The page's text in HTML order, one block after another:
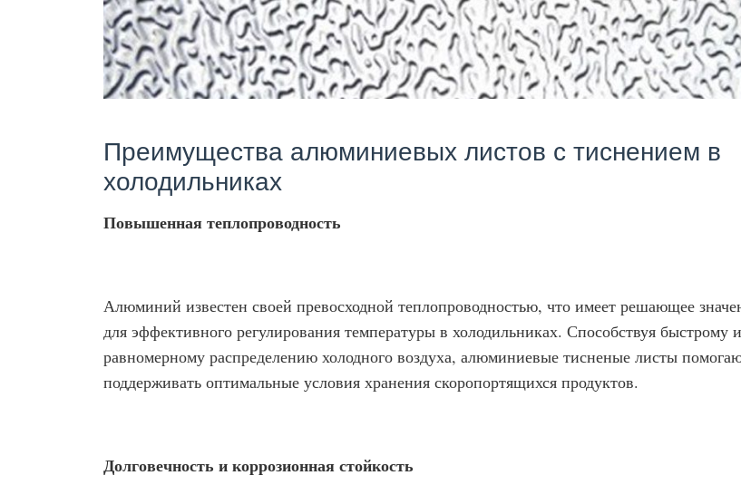
Преимущества алюминиевых листов с тиснением в
холодильниках
Повышенная теплопроводность
Алюминий известен своей превосходной теплопроводностью, что имеет решающее
для эффективного регулирования температуры в холодильниках. Способствуя быстрому и
равномерному распределению холодного воздуха, алюминиевые тисненые листы
поддерживать оптимальные условия хранения скоропортящихся продуктов.
Долговечность и коррозионная стойкость